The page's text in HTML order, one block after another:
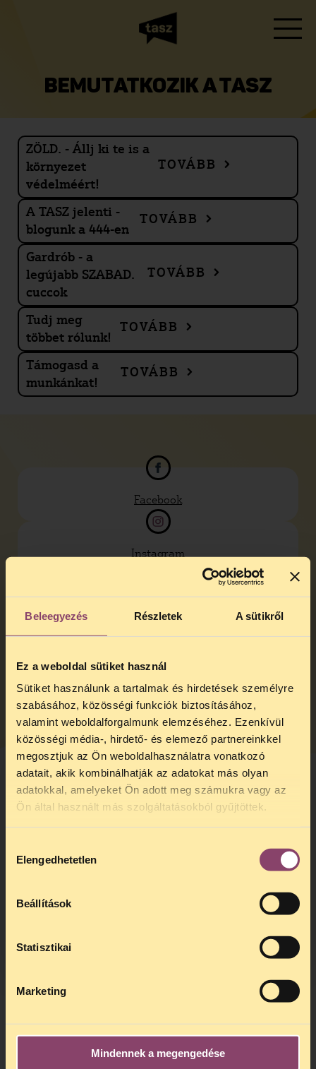
Beleegyezés Részletek A sütikről
Ez a weboldal sütiket használ
Sütiket használunk a tartalmak és hirdetések személyre
szabásához, közösségi funkciók biztosításához,
valamint weboldalforgalmunk elemzéséhez. Ezenkívül
közösségi média-, hirdető- és elemező partnereinkkel
megosztjuk az Ön weboldalhasználatra vonatkozó
adatait, akik kombinálhatják az adatokat más olyan
adatokkal, amelyeket Ön adott meg számukra vagy az
Ön által használt más szolgáltatásokból gyűjtöttek.
kiválasztása
Elengedhetetlen
Beállítások
Statisztikai
Marketing
Mindennek a megengedése
BEMUTATKOZIK A TASZ
ZÖLD. - Állj ki te is a
környezet
védelméért!
TOVÁBB
A TASZ jelenti -
blogunk a 444-en
TOVÁBB
Gardrób - a
legújabb SZABAD.
cuccok
TOVÁBB
Tudj meg
többet rólunk!
TOVÁBB
Támogasd a
munkánkat!
TOVÁBB
Facebook
Instagram
TikTok
TELEFONOS JOGSEGÉLY
SZÜNET!
hogytelefonos jogsegélyünk július 27 és
kedden, 13 és 15 óra között lesz
alatt is elér minket.